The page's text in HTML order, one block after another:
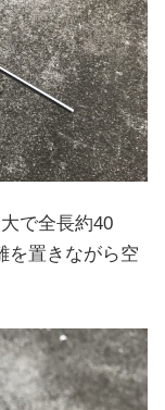
で全長約40
を置きながら空